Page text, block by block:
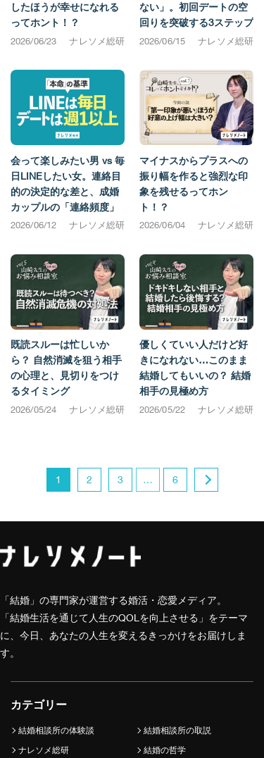
したほうが幸せになれる
ってホント！？
2026/06/23 ナレソメ総研
ない」。初回デートの空
回りを突破する3ステップ
2026/06/15 ナレソメ総研
会って楽しみたい男 vs 毎
日LINEしたい女。連絡目
的の決定的な差と、成婚
カップルの「連絡頻度」
2026/06/12 ナレソメ総研
マイナスからプラスへの
振り幅を作ると強烈な印
象を残せるってホン
ト！？
2026/06/04 ナレソメ総研
既読スルーは忙しいか
ら？ 自然消滅を狙う相手
の心理と、見切りをつけ
るタイミング
2026/05/24 ナレソメ総研
優しくていい人だけど好
きになれない…このまま
結婚してもいいの？ 結婚
相手の見極め方
2026/05/22 ナレソメ総研
1 2 3 … 6
「結婚」の専門家が運営する婚活・恋愛メディア。
「結婚生活を通じて人生のQOLを向上させる」をテーマ
に、今日、あなたの人生を変えるきっかけをお届けしま
す。
カテゴリー
結婚相談所の体験談
結婚相談所の取説
ナレソメ総研
結婚の哲学